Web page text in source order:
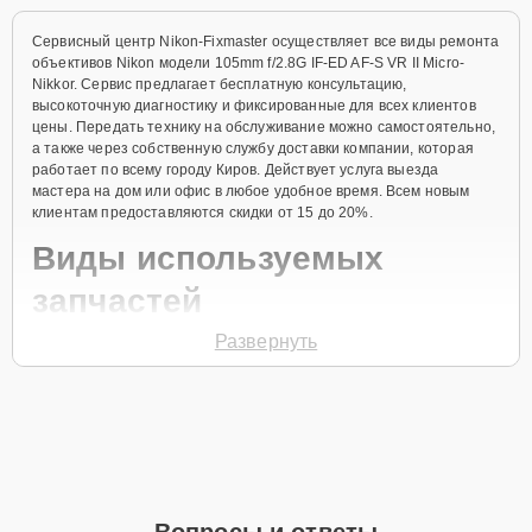
Сервисный центр Nikon-Fixmaster осуществляет все виды ремонта
объективов Nikon модели 105mm f/2.8G IF-ED AF-S VR II Micro-
Nikkor. Сервис предлагает бесплатную консультацию,
высокоточную диагностику и фиксированные для всех клиентов
цены. Передать технику на обслуживание можно самостоятельно,
а также через собственную службу доставки компании, которая
работает по всему городу Киров. Действует услуга выезда
мастера на дом или офис в любое удобное время. Всем новым
клиентам предоставляются скидки от 15 до 20%.
Виды используемых
запчастей
Для ремонта объектива модели 105mm f/2.8G IF-ED AF-S VR II
Развернуть